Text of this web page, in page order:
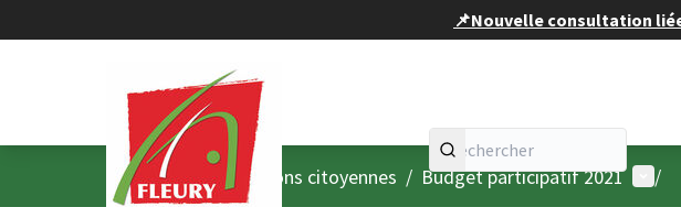
📌Nouvelle consultation
AccueilMenu principal
/ Consultations citoyennes / Budget participatif 2021 /